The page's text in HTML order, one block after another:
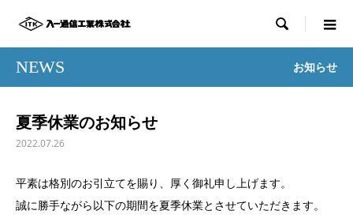

NEWS お知らせ
夏季休業のお知らせ
2022.07.26
平素は格別のお引立てを賜り、厚く御礼申し上げます。
誠に勝手ながら以下の期間を夏季休業とさせていただきます。